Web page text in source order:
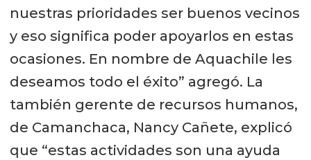
nuestras prioridades ser buenos vecinos
y eso significa poder apoyarlos en estas
ocasiones. En nombre de Aquachile les
deseamos todo el éxito” agregó. La
también gerente de recursos humanos,
de Camanchaca, Nancy Cañete, explicó
que “estas actividades son una ayuda